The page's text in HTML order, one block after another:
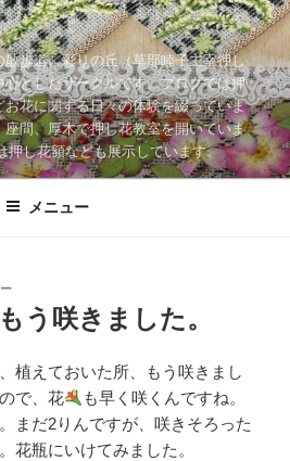
歩道。彩りの丘（草部睦子主宰押し
としたサークルです。ブログでは押
花に関する日々の体験を綴っていま
間、厚木で押し花教室を開いていま
押し花額なども展示しています。
メニュー
う咲きました。
植えておいた所、もう咲きまし
で、花
も早く咲くんですね。
まだ2りんですが、咲きそろった
花瓶にいけてみました。